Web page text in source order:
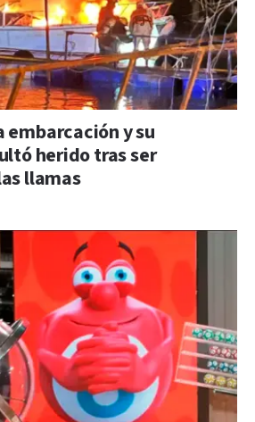
embarcación y su
herido tras ser
llamas